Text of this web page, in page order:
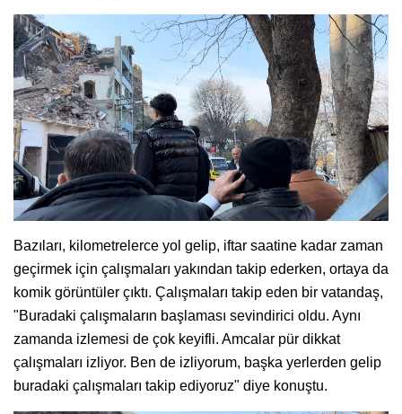
Bazıları, kilometrelerce yol gelip, iftar saatine kadar zaman
geçirmek için çalışmaları yakından takip ederken, ortaya da
komik görüntüler çıktı. Çalışmaları takip eden bir vatandaş,
"Buradaki çalışmaların başlaması sevindirici oldu. Aynı
zamanda izlemesi de çok keyifli. Amcalar pür dikkat
çalışmaları izliyor. Ben de izliyorum, başka yerlerden gelip
buradaki çalışmaları takip ediyoruz" diye konuştu.